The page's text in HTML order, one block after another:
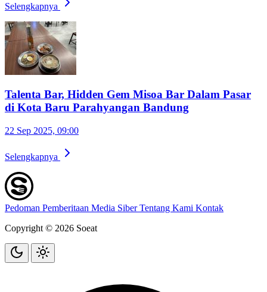
Selengkapnya
Talenta Bar, Hidden Gem Misoa Bar Dalam Pasar
di Kota Baru Parahyangan Bandung
22 Sep 2025, 09:00
Selengkapnya
Pedoman Pemberitaan Media SiberTentang Kami Kontak
Copyright © 2026 Soeat